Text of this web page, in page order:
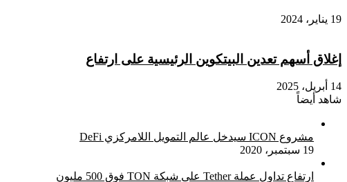
19 يناير، 2024
إغلاق أسهم تعدين البيتكوين الرئيسية على ارتفاع
14 أبريل، 2025
شاهد أيضاً
مشروع ICON سيدخل عالم التمويل اللامركزي DeFi
19 سبتمبر، 2020
ارتفاع تداول عملة Tether على شبكة TON فوق 500 مليون